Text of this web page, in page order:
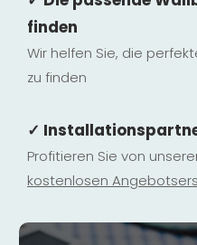
finden
Wir helfen Sie, die
zu finden
✓
Profitieren Sie von
kostenlosen Ange